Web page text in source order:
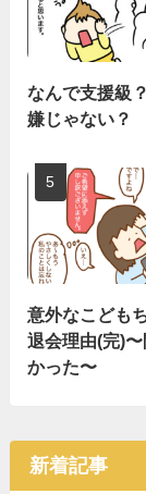
なんで支援級
嫌じゃない？
意外なこども
退会理由(完)
かった〜
新着記事